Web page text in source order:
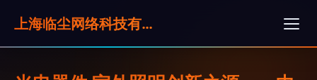
上海临尘网络科技有限公司